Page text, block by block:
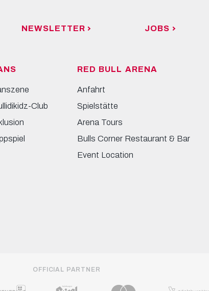
NEWSLETTER JOBS
Club
RED BULL ARENA
Anfahrt
Spielstätte
Arena Tours
Bulls Corner Restaurant & Bar
Event Location
OFFICIAL PARTNER